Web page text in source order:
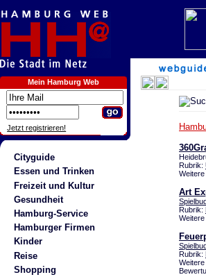
Mein Hamburg Web
Jetzt registrieren!
Cityguide
Essen und Trinken
Freizeit und Kultur
Gesundheit
Hamburg-Service
Hamburger Firmen
Kinder
Reise
Shopping
Rubrik:
Weitere
Art
Rubrik:
Weitere
Rubrik:
Weitere